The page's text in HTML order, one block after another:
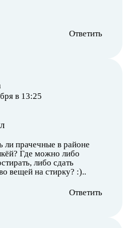
Ответить
в 13:25
ли прачечные в районе
Где можно либо
либо сдать
вещей на стирку? :)..
Ответить